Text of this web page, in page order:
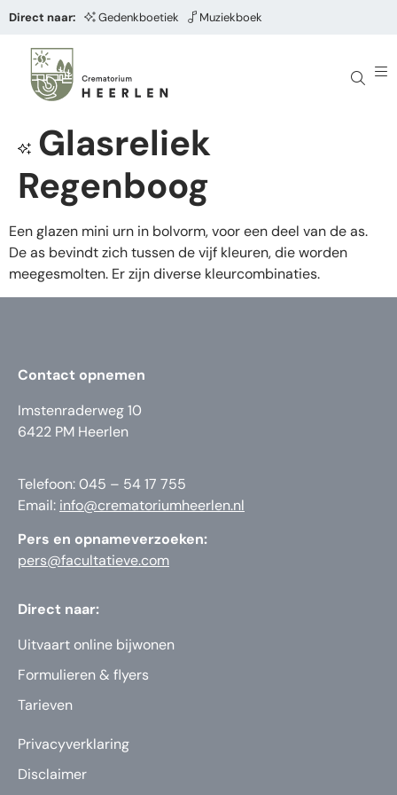
Direct naar: Gedenkboetiek Muziekboek
Glasreliek
Regenboog
Een glazen mini urn in bolvorm, voor een deel van de as.
De as bevindt zich tussen de vijf kleuren, die worden
meegesmolten. Er zijn diverse kleurcombinaties.
Contact opnemen
Imstenraderweg 10
6422 PM Heerlen
Telefoon: 045 – 54 17 755
Email: info@crematoriumheerlen.nl
Pers en opnameverzoeken:
pers@facultatieve.com
Direct naar:
Uitvaart online bijwonen
Formulieren & flyers
Tarieven
Privacyverklaring
Disclaimer